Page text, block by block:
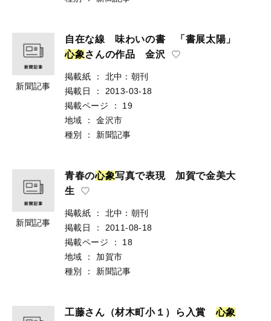
新聞記事
自在な線 味わいの書 「書展太陽」
心象さんの作品 金沢
掲載紙 ：
北中：朝刊
掲載日
：
2013-03-18
掲載ページ
：
19
地域
：
金沢市
種別
： 新聞記事
新聞記事
青春の心象写真で表現 加賀で金美大
生
掲載紙 ：
北中：朝刊
掲載日
：
2011-08-18
掲載ページ
：
18
地域
：
加賀市
種別
： 新聞記事
工藤さん（材木町小１）ら入賞心象